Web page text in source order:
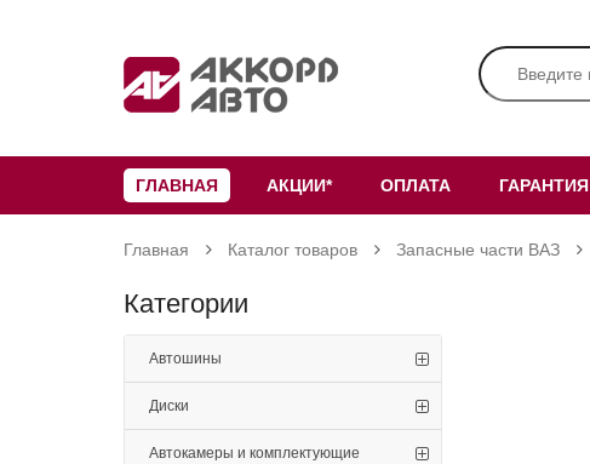
ГЛАВНАЯ АКЦИИ* ОПЛАТА ГАРАНТИЯ
Главная Каталог товаров Запасные части ВАЗ
Категории
Автошины
Диски
Автокамеры и комплектующие